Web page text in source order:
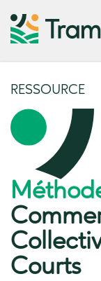
RESSOURCE
Courts